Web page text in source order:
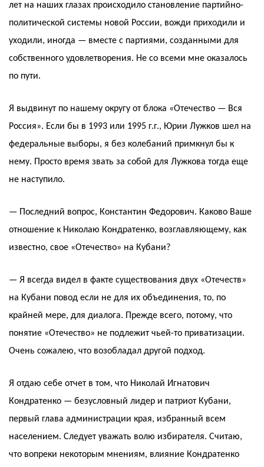
лет на наших глазах происходило становление партийно-
политической системы новой России, вожди приходили и
уходили, иногда — вместе с партиями, созданными для
собственного удовлетворения. Не со всеми мне оказалось
по пути.
Я выдвинут по нашему округу от блока «Отечество — Вся
Россия». Если бы в 1993 или 1995 г.г., Юрии Лужков шел на
федеральные выборы, я без колебаний примкнул бы к
нему. Просто время звать за собой для Лужкова тогда еще
не наступило.
— Последний вопрос, Константин Федорович. Каково Ваше
отношение к Николаю Кондратенко, возглавляющему, как
известно, свое «Отечество» на Кубани?
— Я всегда видел в факте существования двух «Отечеств»
на Кубани повод если не для их объединения, то, по
крайней мере, для диалога. Прежде всего, потому, что
понятие «Отечество» не подлежит чьей-то приватизации.
Очень сожалею, что возобладал другой подход.
Я отдаю себе отчет в том, что Николай Игнатович
Кондратенко — безусловный лидер и патриот Кубани,
первый глава администрации края, избранный всем
населением. Следует уважать волю избирателя. Считаю,
что вопреки некоторым мнениям, влияние Кондратенко